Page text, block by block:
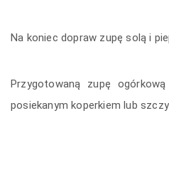
Na koniec dopraw zupę solą i
Przygotowaną zupę
posiekanym koperkiem lub